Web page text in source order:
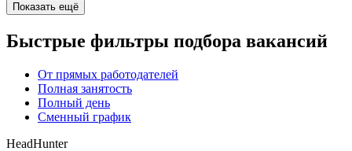
Показать ещё
Быстрые фильтры подбора вакансий
От прямых работодателей
Полная занятость
Полный день
Сменный график
HeadHunter